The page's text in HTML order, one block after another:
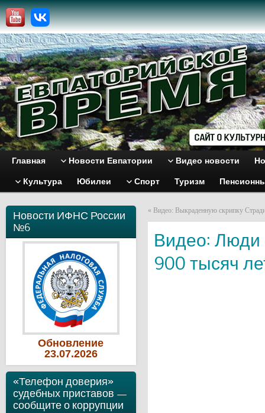
Главная Новости Евпатории Видео новости
Культура Юбилеи Спорт Туризм
Новости ИФНС России
№6
Обновление
23.07.2026
«Телефон доверия»
судебных приставов —
сообщите о коррупции
« Видео: Выкраденную скрипку
Видео: Люди
900 тысяч